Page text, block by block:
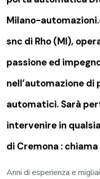
Milano-
snc di Rho (MI),
passione ed
nell’automazione
automatici. Sarà
intervenire in
di Cremona : chiama
Anni di esperienza e